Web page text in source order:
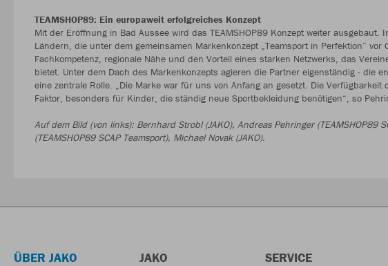
TEAMSHOP89: Ein europaweit erfolgreiches Konzept
Mit der Eröffnung in Bad Aussee wird das TEAMSHOP89 Konzept weiter
Ländern, die unter dem gemeinsamen Markenkonzept „Teamsport in Perfektion“ vor
Fachkompetenz, regionale Nähe und den Vorteil eines starken Netzwerks, das
bietet. Unter dem Dach des Markenkonzepts agieren die Partner eigenständig - die
eine zentrale Rolle. „Die Marke war für uns von Anfang an gesetzt. Die
Faktor, besonders für Kinder, die ständig neue Sportbekleidung benötigen“, so
Auf dem Bild (von links): Bernhard Strobl (JAKO), Andreas Pehringer (TEAMSHOP89
(TEAMSHOP89 SCAP Teamsport), Michael Novak (JAKO).
ÜBER JAKO
JAKO
SERVICE